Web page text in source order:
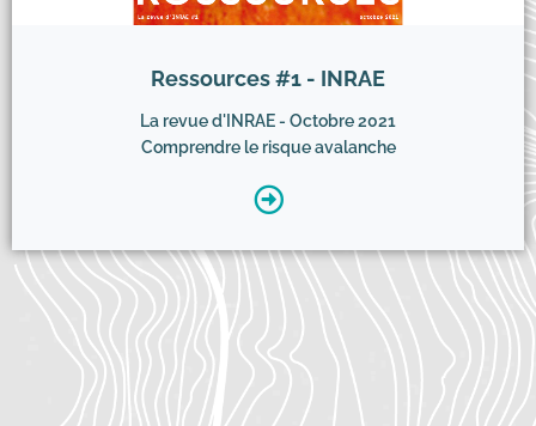
Ressources #1 - INRAE
La revue d'INRAE - Octobre 2021
Comprendre le risque avalanche